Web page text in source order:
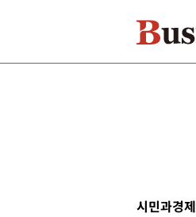
시민과경제